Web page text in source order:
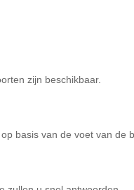
zijn beschikbaar.
basis van de voet van de